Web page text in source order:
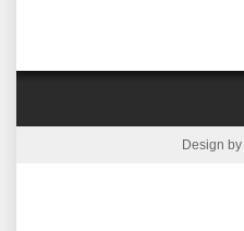
Design by